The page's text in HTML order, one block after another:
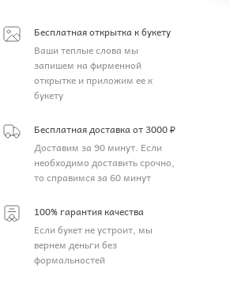
Бесплатная открытка к букету
Ваши теплые слова мы
запишем на фирменной
открытке и приложим ее к
букету
Бесплатная доставка от 3000 ₽
Доставим за 90 минут. Если
необходимо доставить срочно,
то справимся за 60 минут
100% гарантия качества
Если букет не устроит, мы
вернем деньги без
формальностей